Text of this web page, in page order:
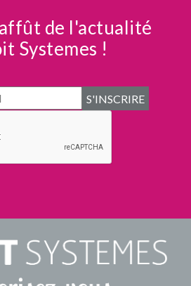
de l'actualité
Systemes !